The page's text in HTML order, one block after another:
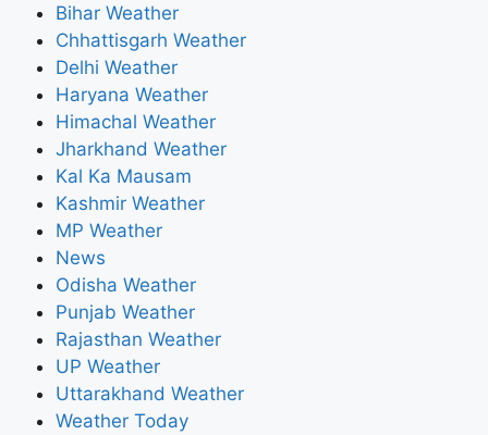
Bihar Weather
Chhattisgarh Weather
Delhi Weather
Haryana Weather
Himachal Weather
Jharkhand Weather
Kal Ka Mausam
Kashmir Weather
MP Weather
News
Odisha Weather
Punjab Weather
Rajasthan Weather
UP Weather
Uttarakhand Weather
Weather Today